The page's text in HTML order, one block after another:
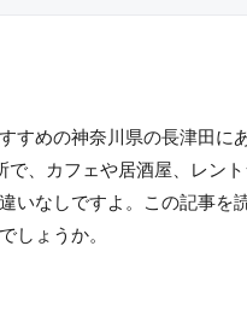
すめの神奈川県の長津田に
、カフェや居酒屋、レン
いなしですよ。この記事を
しょうか。